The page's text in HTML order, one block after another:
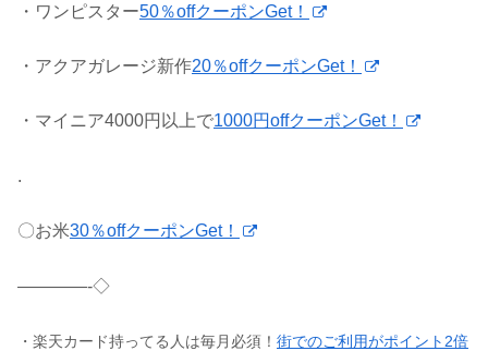
・ワンピスター50％offクーポンGet！
・アクアガレージ新作20％offクーポンGet！
・マイニア4000円以上で1000円offクーポンGet！
.
〇お米30％offクーポンGet！
————-◇
・楽天カード持ってる人は毎月必須！ 街でのご利用がポイント2倍